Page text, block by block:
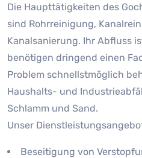
Die Haupttätigkeiten des
sind Rohrreinigung,
Kanalsanierung. Ihr Abfluss
benötigen dringend einen
Problem schnellstmöglich
Haushalts- und
Schlamm und Sand.
Unser
Beseitigung von